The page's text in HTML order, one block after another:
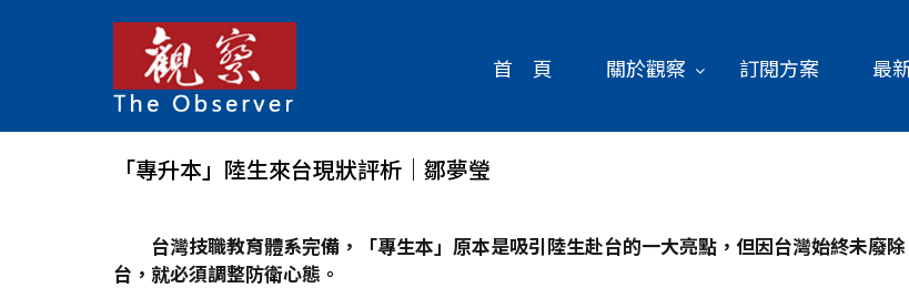
首 頁 關於觀察 訂閱方案 最
「專升本」陸生來台現狀評析｜鄒夢瑩
台灣技職教育體系完備，「專生本」原本是吸引陸生赴台的一大亮點，但因台灣始終未廢
台，就必須調整防衛心態。